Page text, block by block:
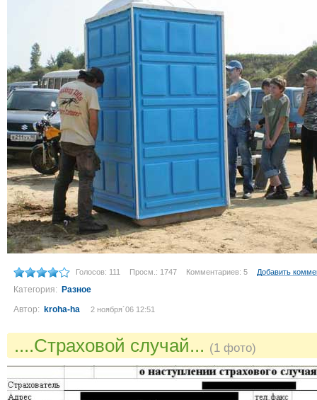
Голосов: 111 Просм.: 1747 Комментариев: 5 Добавить
Категория: Разное
Автор: kroha-ha 2 ноября´06 12:51
....Страховой случай... (1 фото)